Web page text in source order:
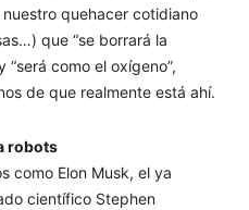
quehacer cotidiano
que “se borrará la
como el oxígeno”,
de que realmente está ahí.
robots
como Elon Musk, el ya
científico Stephen